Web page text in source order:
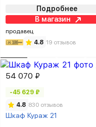
Подробнее
В магазин
продавец
4.8 19 отзывов
54 070 ₽
-45 629 ₽
4.8 830 отзывов
Шкаф Кураж 21